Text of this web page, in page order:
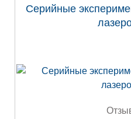
Серийные